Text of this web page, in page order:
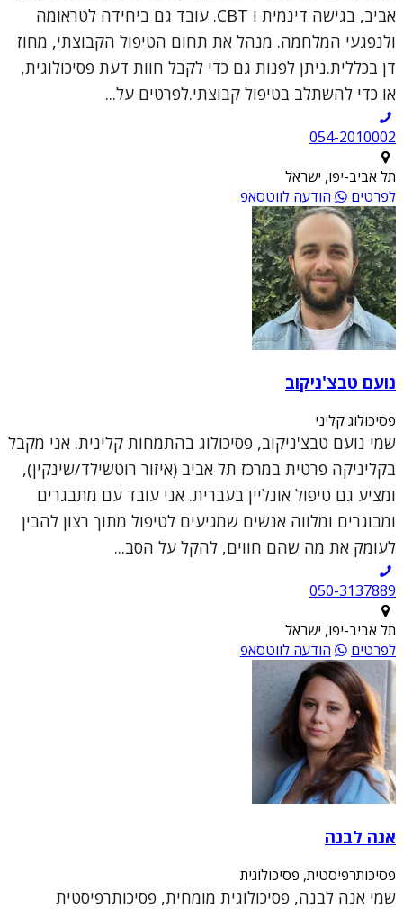
אביב, בגישה דינמית ו CBT. עובד גם ביחידה לטראומה
ולנפגעי המלחמה. מנהל את תחום הטיפול הקבוצתי, מחוז
דן בכללית.ניתן לפנות גם כדי לקבל חוות דעת פסיכולוגית,
או כדי להשתלב בטיפול קבוצתי.לפרטים על...
054-2010002
תל אביב-יפו, ישראל
לפרטים
הודעה לווטסאפ
נועם טבצ'ניקוב
פסיכולוג קליני
שמי נועם טבצ'ניקוב, פסיכולוג בהתמחות קלינית. אני מקבל
בקליניקה פרטית במרכז תל אביב (איזור רוטשילד/שינקין),
ומציע גם טיפול אונליין בעברית. אני עובד עם מתבגרים
ומבוגרים ומלווה אנשים שמגיעים לטיפול מתוך רצון להבין
לעומק את מה שהם חווים, להקל על הסב...
050-3137889
תל אביב-יפו, ישראל
לפרטים
הודעה לווטסאפ
אנה לבנה
פסיכותרפיסטית, פסיכולוגית
שמי אנה לבנה, פסיכולוגית מומחית, פסיכותרפיסטית